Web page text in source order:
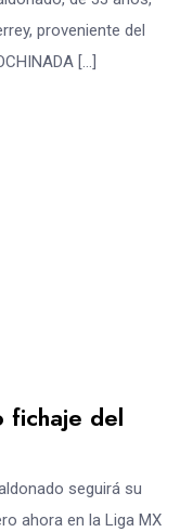
proveniente del
[…]
fichaje del
seguirá su
ahora en la Liga MX